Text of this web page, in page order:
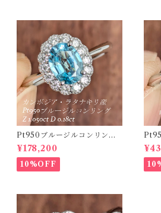
Pt950ブルージルコンリング
カンボジア・ラタナキリ産 ブ
ルージルコン 1.050ct ダイヤ
モンド 0.18ct【PRO20868
4】
¥178,200
10%OFF
ング
パ
ダイ